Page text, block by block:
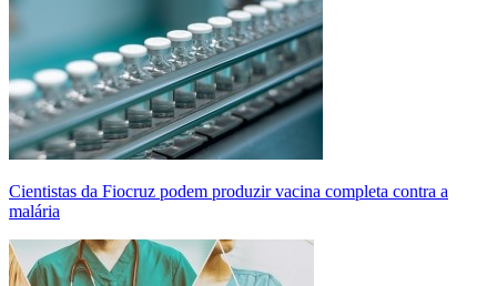
Cientistas da Fiocruz podem produzir vacina completa contra a
malária